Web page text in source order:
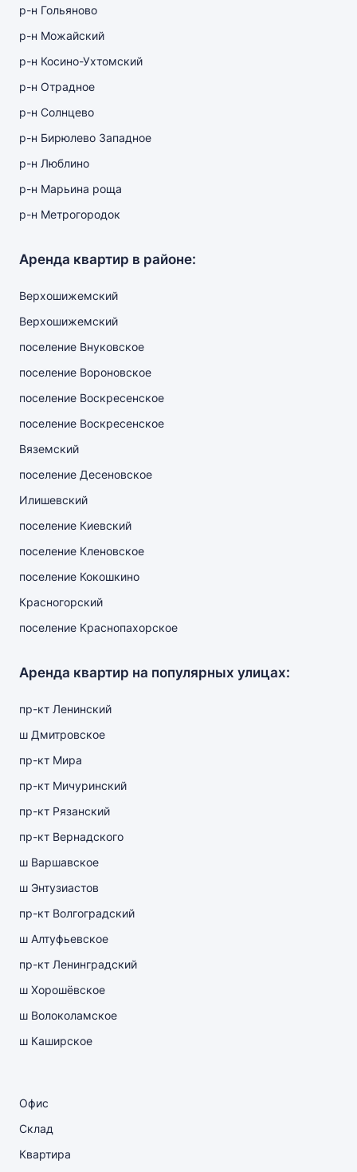
р-н Гольяново
р-н Можайский
р-н Косино-Ухтомский
р-н Отрадное
р-н Солнцево
р-н Бирюлево Западное
р-н Люблино
р-н Марьина роща
р-н Метрогородок
Аренда квартир в районе:
Верхошижемский
Верхошижемский
поселение Внуковское
поселение Вороновское
поселение Воскресенское
поселение Воскресенское
Вяземский
поселение Десеновское
Илишевский
поселение Киевский
поселение Кленовское
поселение Кокошкино
Красногорский
поселение Краснопахорское
Аренда квартир на популярных улицах:
пр-кт Ленинский
ш Дмитровское
пр-кт Мира
пр-кт Мичуринский
пр-кт Рязанский
пр-кт Вернадского
ш Варшавское
ш Энтузиастов
пр-кт Волгоградский
ш Алтуфьевское
пр-кт Ленинградский
ш Хорошёвское
ш Волоколамское
ш Каширское
Офис
Склад
Квартира